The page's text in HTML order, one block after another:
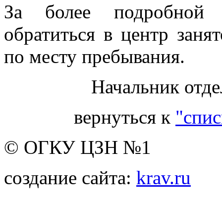
За более подробной
обратиться в центр
по месту пребывания.
Начальник
вернуться к
© ОГКУ ЦЗН №1
создание сайта: krav.ru